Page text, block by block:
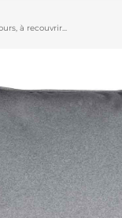
à recouvrir...